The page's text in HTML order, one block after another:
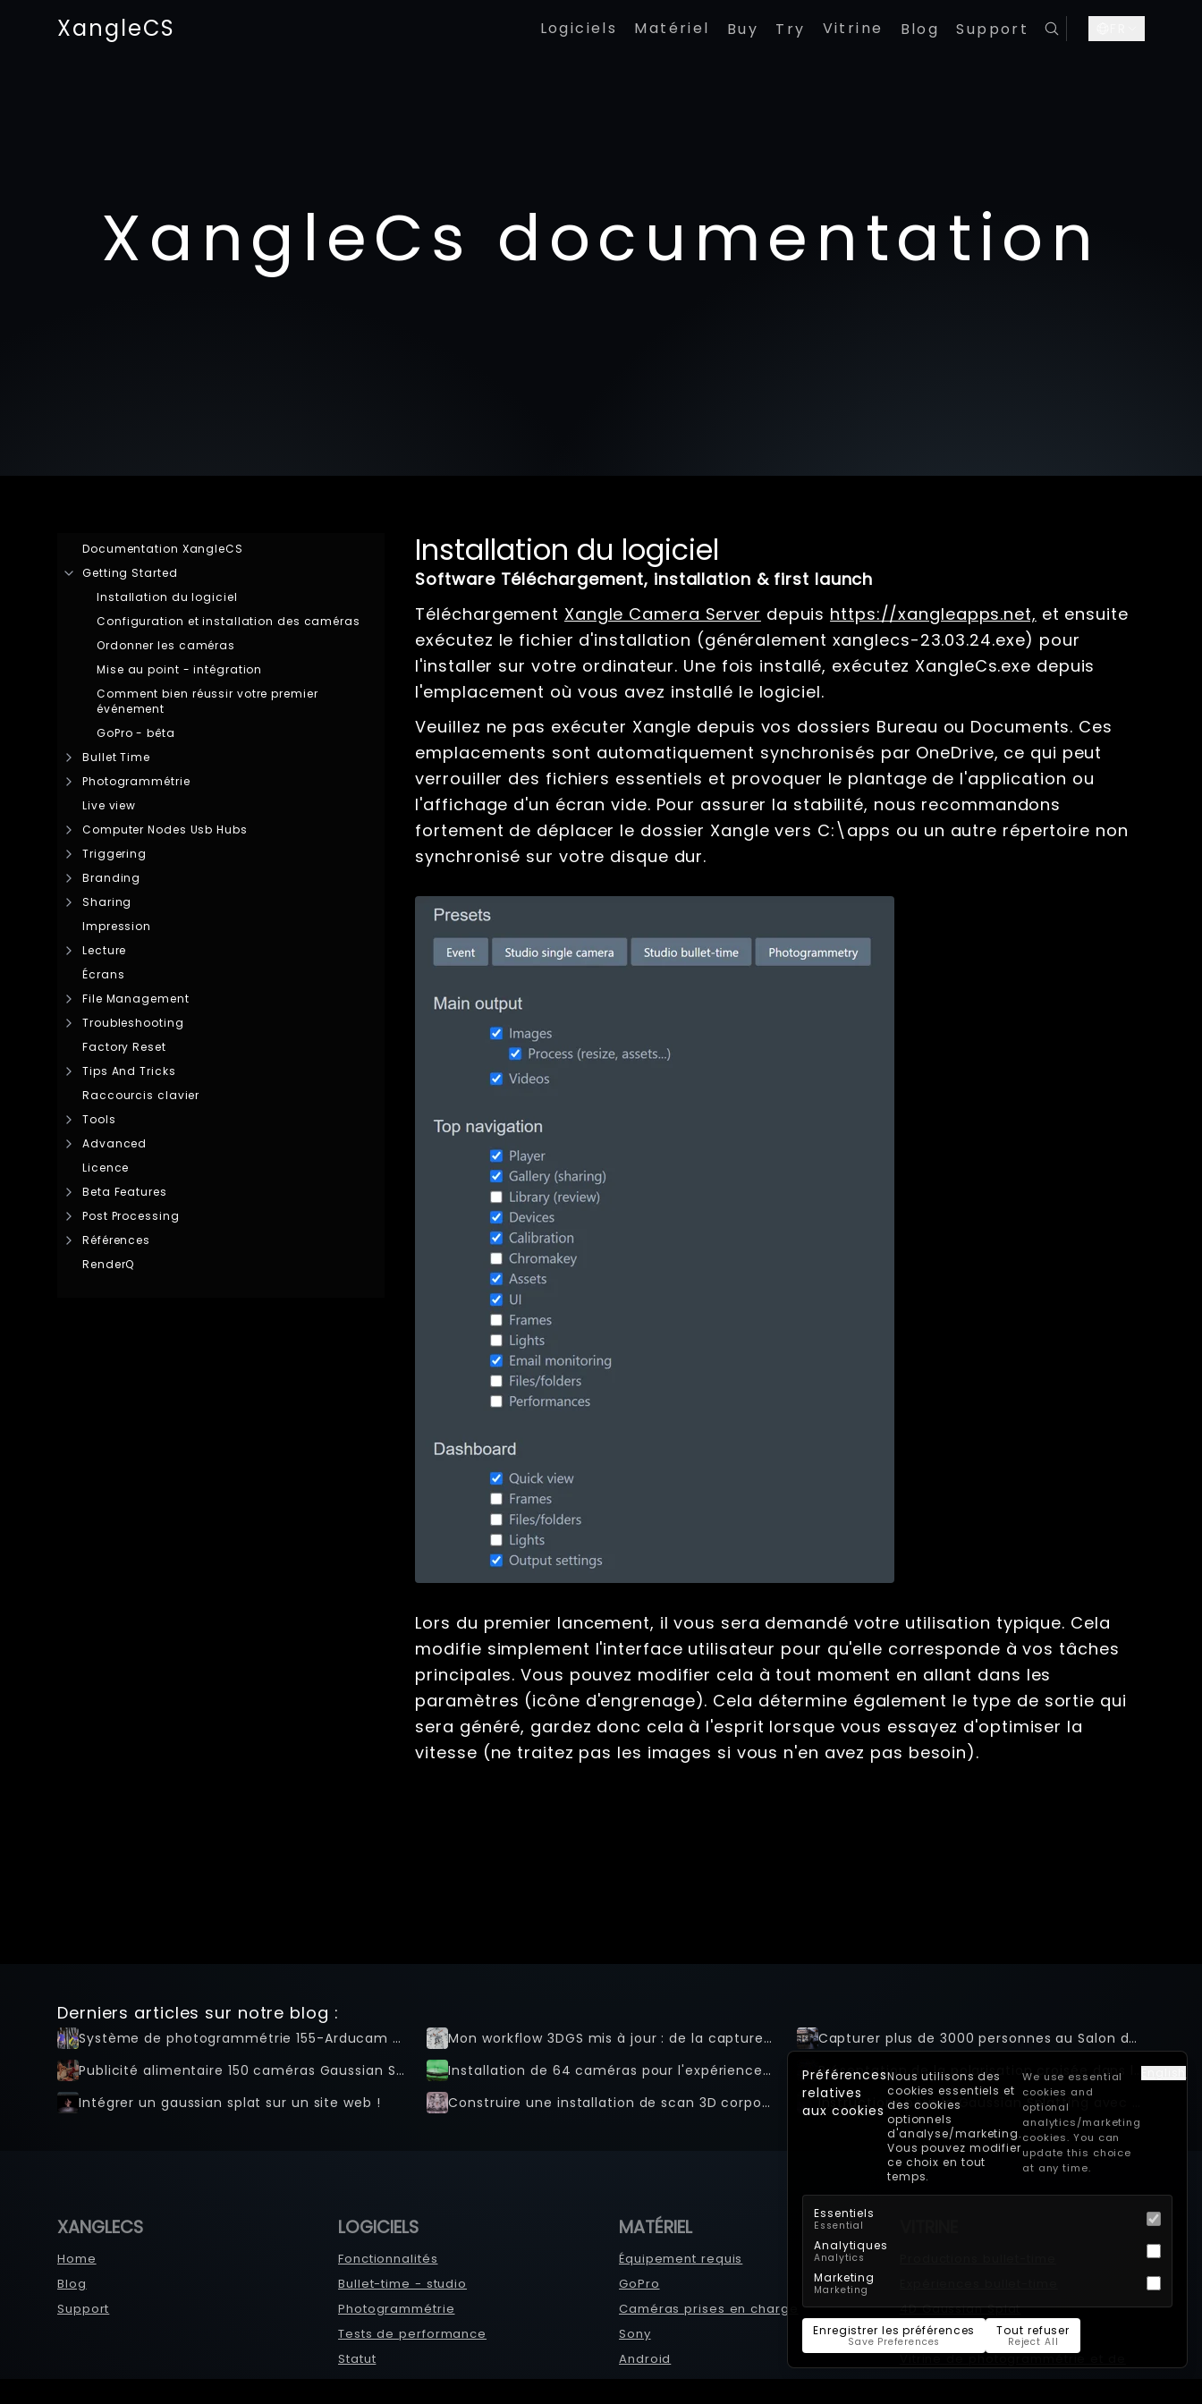
XangleCS Logiciels Matériel Buy Try Vitrine Blog Support
XangleCs documentation
Documentation XangleCS
Getting Started
Installation du logiciel
Configuration et installation des caméras
Ordonner les caméras
Mise au point - intégration
Comment bien réussir votre premier
événement
GoPro - bêta
Bullet Time
Photogrammétrie
Live view
Computer Nodes Usb Hubs
Triggering
Branding
Sharing
Impression
Lecture
Écrans
File Management
Troubleshooting
Factory Reset
Tips And Tricks
Raccourcis clavier
Tools
Advanced
Licence
Beta Features
Post Processing
Références
RenderQ
Installation du logiciel
Software Téléchargement, installation & first launch
Téléchargement Xangle Camera Server depuis https://xangleapps.net, et ensuite
exécutez le fichier d'installation (généralement xanglecs-23.03.24.exe) pour
l'installer sur votre ordinateur. Une fois installé, exécutez XangleCs.exe depuis
l'emplacement où vous avez installé le logiciel.
Veuillez ne pas exécuter Xangle depuis vos dossiers Bureau ou Documents. Ces
emplacements sont automatiquement synchronisés par OneDrive, ce qui peut
verrouiller des fichiers essentiels et provoquer le plantage de l'application ou
l'affichage d'un écran vide. Pour assurer la stabilité, nous recommandons
fortement de déplacer le dossier Xangle vers C:\apps ou un autre répertoire non
synchronisé sur votre disque dur.
Lors du premier lancement, il vous sera demandé votre utilisation typique. Cela
modifie simplement l'interface utilisateur pour qu'elle corresponde à vos tâches
principales. Vous pouvez modifier cela à tout moment en allant dans les
paramètres (icône d'engrenage). Cela détermine également le type de sortie qui
sera généré, gardez donc cela à l'esprit lorsque vous essayez d'optimiser la
vitesse (ne traitez pas les images si vous n'en avez pas besoin).
Derniers articles sur notre blog :
Système de photogrammétrie 155-Arducam - Avec 3Dfy.me en Nouvelle-Zélande Mon workflow 3DGS mis à jour : de la capture multi-caméras à l'exportation finale 9:16 / 16:9
Capturer plus de 3000 personnes au Salon du Bourget avec Archer Aviation
Publicité alimentaire 150 caméras Gaussian Splat : Propulsée par Xangle
Installation de 64 caméras pour l'expérience Harry Potter à Riyad, Arabie Saoudite
Présentation de la polarisation croisée dans le scan 3D multi-caméras
Intégrer un gaussian splat sur un site web !
Construire une installation de scan 3D corporel complet : Votre guide pour les caméras, le budget et les composants
XANGLECS
Home
Blog
Support
LOGICIELS
Fonctionnalités
Bullet-time - studio
Photogrammétrie
Tests de performance
Statut
MATÉRIEL
Équipement requis
GoPro
Caméras prises en charge
Sony
Android
4D Gaussian Splat
3D Gaussian Splat
Vitrine de photogrammétrie et de
Préférences
relatives
aux cookies
Nous utilisons des
cookies essentiels et
des cookies
optionnels
d'analyse/marketing.
Vous pouvez modifier
ce choix en tout
temps.
We use essential
cookies and
optional
analytics/marketing
cookies. You can
update this choice
at any time.
Essentiels
Essential
Analytiques
Analytics
Marketing
Marketing
Enregistrer les préférences
Save Preferences
Tout refuser
Reject All